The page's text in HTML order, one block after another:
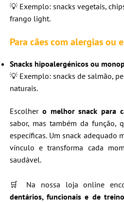
💡 Exemplo: snacks vegetais,
frango light.
Para cães com alergias ou
Snacks hipoalergénicos ou
💡 Exemplo: snacks de salmão,
naturais.
Escolher o melhor snack para
sabor, mas também da função,
específicas. Um snack adequado
vínculo e transforma cada
saudável.
🛒 Na nossa loja online
dentários, funcionais e de treino